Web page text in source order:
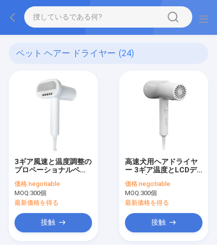
ペット ヘアー ドライヤー (24)
3ギア風速と温度調整の
プロペーショナルペッ
価格:negotiable
MOQ:300個
最新価格を得る
接触
高速犬用ヘアドライヤ
ー 3ギア温度とLCDデ
価格:negotiable
MOQ:300個
最新価格を得る
接触